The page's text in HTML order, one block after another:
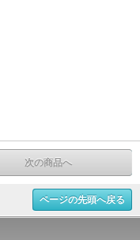
次の商品へ
ページの先頭へ戻る